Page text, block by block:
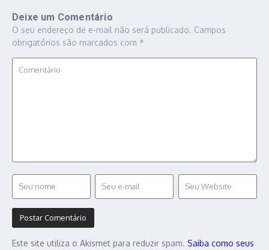
Deixe um Comentário
O seu endereço de e-mail não será publicado. Campos
obrigatórios são marcados com *
Este site utiliza o Akismet para reduzir spam. Saiba como seus